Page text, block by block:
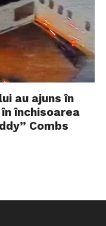
au ajuns în
închisoarea
Combs